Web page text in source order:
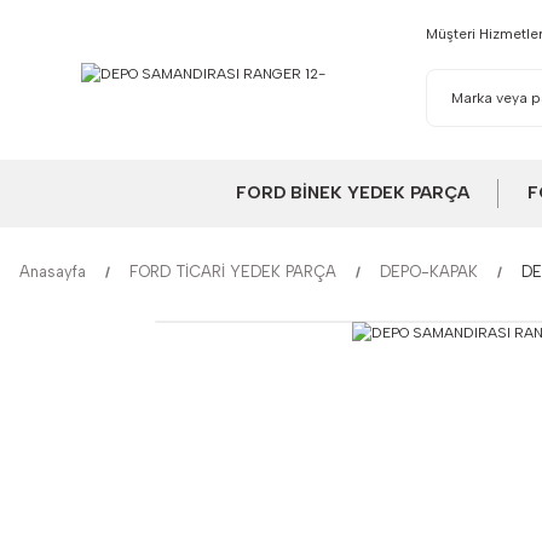
Müşteri
FORD BİNEK YEDEK PARÇA
Anasayfa FORD TİCARİ YEDEK PARÇA DEPO-KAPAK